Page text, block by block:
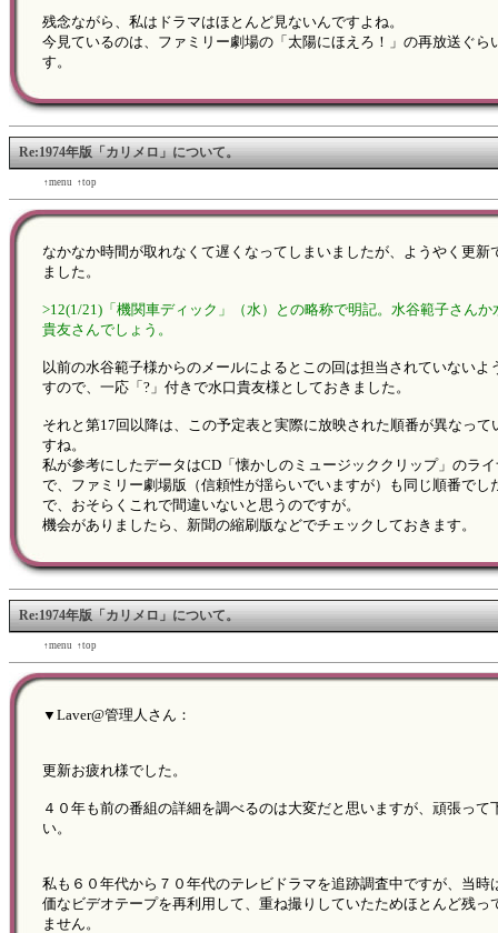
残念ながら、私はドラマはほとんど見ないんですよね。
今見ているのは、ファミリー劇場の「太陽にほえろ！」の再放送ぐら
す。
Re:1974年版「カリメロ」について。
↑menu ↑top
なかなか時間が取れなくて遅くなってしまいましたが、ようやく更新
ました。
>12(1/21)「機関車ディック」（水）との略称で明記。水谷範子さんか
貴友さんでしょう。
以前の水谷範子様からのメールによるとこの回は担当されていないよ
すので、一応「?」付きで水口貴友様としておきました。
それと第17回以降は、この予定表と実際に放映された順番が異なって
すね。
私が参考にしたデータはCD「懐かしのミュージッククリップ」のラ
で、ファミリー劇場版（信頼性が揺らいでいますが）も同じ順番でし
で、おそらくこれで間違いないと思うのですが。
機会がありましたら、新聞の縮刷版などでチェックしておきます。
Re:1974年版「カリメロ」について。
↑menu ↑top
▼Laver@管理人さん：
更新お疲れ様でした。
４０年も前の番組の詳細を調べるのは大変だと思いますが、頑張って
い。
私も６０年代から７０年代のテレビドラマを追跡調査中ですが、当時
価なビデオテープを再利用して、重ね撮りしていたためほとんど残っ
ません。